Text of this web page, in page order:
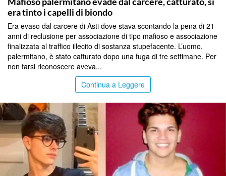
era tinto i capelli di biondo
Era evaso dal carcere di Asti dove stava scontando la pena di 21
anni di reclusione per associazione di tipo mafioso e associazione
finalizzata al traffico illecito di sostanza stupefacente. L’uomo,
palermitano, è stato catturato dopo una fuga di tre settimane. Per
non farsi riconoscere aveva...
Continua a Leggere